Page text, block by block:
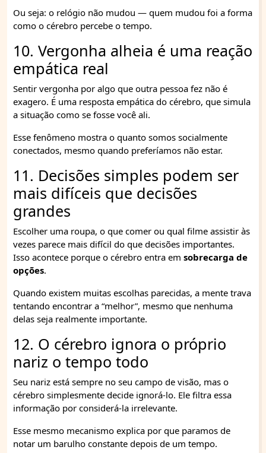
Ou seja: o relógio não mudou — quem mudou foi a forma
como o cérebro percebe o tempo.
10. Vergonha alheia é uma reação
empática real
Sentir vergonha por algo que outra pessoa fez não é
exagero. É uma resposta empática do cérebro, que simula
a situação como se fosse você ali.
Esse fenômeno mostra o quanto somos socialmente
conectados, mesmo quando preferíamos não estar.
11. Decisões simples podem ser
mais difíceis que decisões
grandes
Escolher uma roupa, o que comer ou qual filme assistir às
vezes parece mais difícil do que decisões importantes.
Isso acontece porque o cérebro entra em sobrecarga de
opções.
Quando existem muitas escolhas parecidas, a mente trava
tentando encontrar a “melhor”, mesmo que nenhuma
delas seja realmente importante.
12. O cérebro ignora o próprio
nariz o tempo todo
Seu nariz está sempre no seu campo de visão, mas o
cérebro simplesmente decide ignorá-lo. Ele filtra essa
informação por considerá-la irrelevante.
Esse mesmo mecanismo explica por que paramos de
notar um barulho constante depois de um tempo.